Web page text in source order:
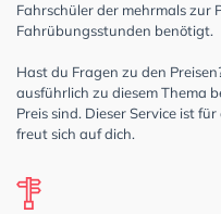
Fahrschüler der mehrmals zur
Fahrübungsstunden benötigt.
Hast du Fragen zu den
ausführlich zu diesem Thema
Preis sind. Dieser Service ist
freut sich auf dich.